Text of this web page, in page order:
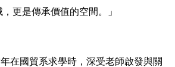
更是傳承價值的空間。」
國貿系求學時，深受老師啟發與關